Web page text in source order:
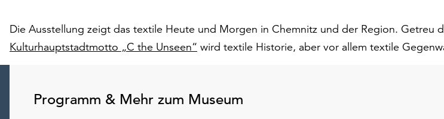
Die Ausstellung zeigt das textile Heute und Morgen in Chemnitz und der Region. Getreu
Kulturhauptstadtmotto „C the Unseen“ wird textile Historie, aber vor allem textile
Programm & Mehr zum Museum